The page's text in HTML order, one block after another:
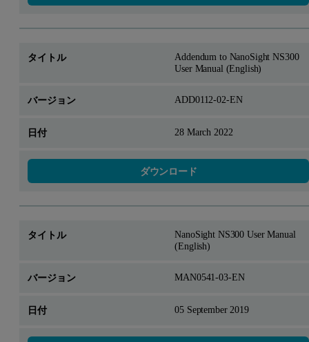
Addendum to NanoSight NS300
User Manual (English)
ADD0112-02-EN
28 March 2022
ダウンロード
NanoSight NS300 User Manual
(English)
MAN0541-03-EN
05 September 2019